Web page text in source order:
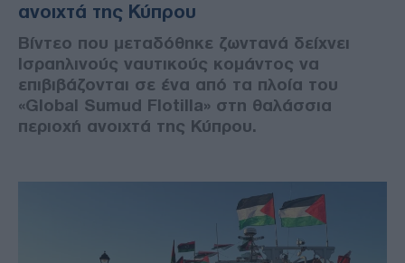
ανοιχτά της Κύπρου
Βίντεο που μεταδόθηκε ζωντανά δείχνει
Ισραηλινούς ναυτικούς κομάντος να
επιβιβάζονται σε ένα από τα πλοία του
«Global Sumud Flotilla» στη θαλάσσια
περιοχή ανοιχτά της Κύπρου.